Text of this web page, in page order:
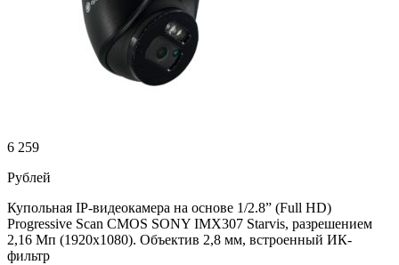
6 259
Рублей
Купольная IP-видеокамера на основе 1/2.8” (Full HD)
Progressive Scan CMOS SONY IMX307 Starvis, разрешением
2,16 Мп (1920х1080). Объектив 2,8 мм, встроенный ИК-
фильтр